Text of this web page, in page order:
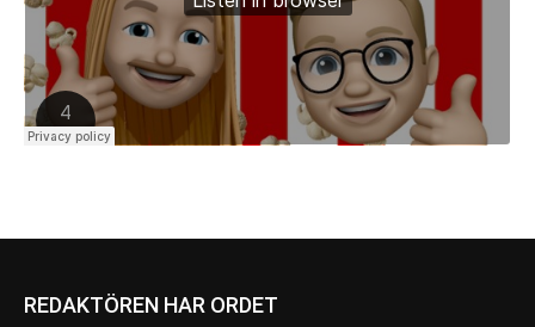
REDAKTÖREN HAR ORDET